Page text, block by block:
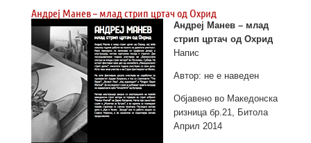
Aндреј Манев – млад стрип цртач од Охрид
Aндреј Манев – млад
стрип цртач од Охрид
Напис
Автор: не е наведен
Објавено во Македонска
ризница бр.21, Битола
Април 2014